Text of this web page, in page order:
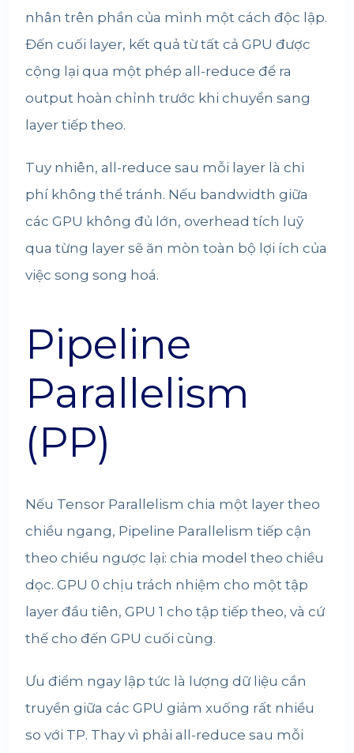
nhân trên phần của mình một cách độc lập.
Đến cuối layer, kết quả từ tất cả GPU được
cộng lại qua một phép all-reduce để ra
output hoàn chỉnh trước khi chuyển sang
layer tiếp theo.
Tuy nhiên, all-reduce sau mỗi layer là chi
phí không thể tránh. Nếu bandwidth giữa
các GPU không đủ lớn, overhead tích luỹ
qua từng layer sẽ ăn mòn toàn bộ lợi ích của
việc song song hoá.
Pipeline
Parallelism
(PP)
Nếu Tensor Parallelism chia một layer theo
chiều ngang, Pipeline Parallelism tiếp cận
theo chiều ngược lại: chia model theo chiều
dọc. GPU 0 chịu trách nhiệm cho một tập
layer đầu tiên, GPU 1 cho tập tiếp theo, và cứ
thế cho đến GPU cuối cùng.
Ưu điểm ngay lập tức là lượng dữ liệu cần
truyền giữa các GPU giảm xuống rất nhiều
so với TP. Thay vì phải all-reduce sau mỗi